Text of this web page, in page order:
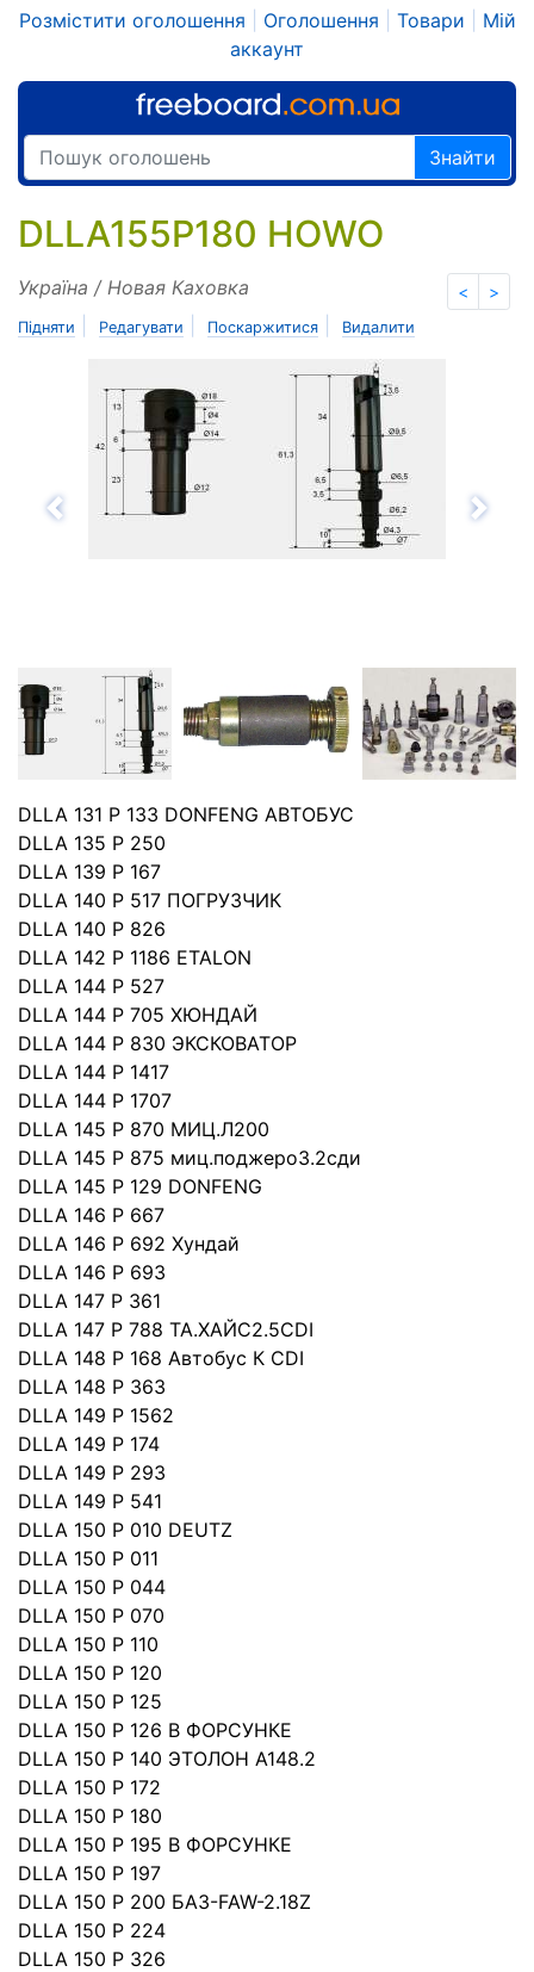
Розмістити оголошення Оголошення Товари
Мій
аккаунт
Знайти
DLLA155P180 HOWO
< >
Україна / Новая Каховка
Підняти Редагувати Поскаржитися Видалити
Назад
DLLA 131 P 133 DONFENG АВТОБУС
DLLA 135 P 250
DLLA 139 P 167
DLLA 140 P 517 ПОГРУЗЧИК
DLLA 140 P 826
DLLA 142 P 1186 ETALON
DLLA 144 P 527
DLLA 144 P 705 ХЮНДАЙ
DLLA 144 P 830 ЭКСКОВАТОР
DLLA 144 P 1417
DLLA 144 P 1707
DLLA 145 P 870 МИЦ.Л200
DLLA 145 P 875 миц.поджеро3.2сди
DLLA 145 P 129 DONFENG
DLLA 146 P 667
DLLA 146 P 692 Хундай
DLLA 146 P 693
DLLA 147 P 361
DLLA 147 P 788 ТА.ХАЙС2.5CDI
DLLA 148 P 168 Автобус К СDI
DLLA 148 P 363
DLLA 149 P 1562
DLLA 149 P 174
DLLA 149 P 293
DLLA 149 P 541
DLLA 150 P 010 DEUTZ
DLLA 150 P 011
DLLA 150 P 044
DLLA 150 P 070
DLLA 150 P 110
DLLA 150 P 120
DLLA 150 P 125
DLLA 150 P 126 B ФОРСУНКЕ
DLLA 150 P 140 ЭТОЛОН А148.2
DLLA 150 P 172
DLLA 150 P 180
DLLA 150 P 195 В ФОРСУНКЕ
DLLA 150 P 197
DLLA 150 P 200 БАЗ-FAW-2.18Z
DLLA 150 P 224
DLLA 150 P 326